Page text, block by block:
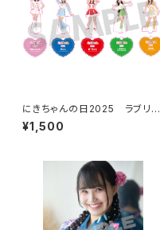
にきちゃんの日2025 ラブリー
衣装 アクリルキーホルダー
¥1,500